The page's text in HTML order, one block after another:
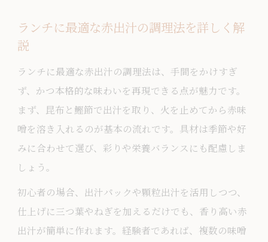
ランチに最適な赤出汁の調理法を詳しく解
説
ランチに最適な赤出汁の調理法は、手間をかけすぎ
ず、かつ本格的な味わいを再現できる点が魅力です。
まず、昆布と鰹節で出汁を取り、火を止めてから赤味
噌を溶き入れるのが基本の流れです。具材は季節や好
みに合わせて選び、彩りや栄養バランスにも配慮しま
しょう。
初心者の場合、出汁パックや顆粒出汁を活用しつつ、
仕上げに三つ葉やねぎを加えるだけでも、香り高い赤
出汁が簡単に作れます。経験者であれば、複数の味噌